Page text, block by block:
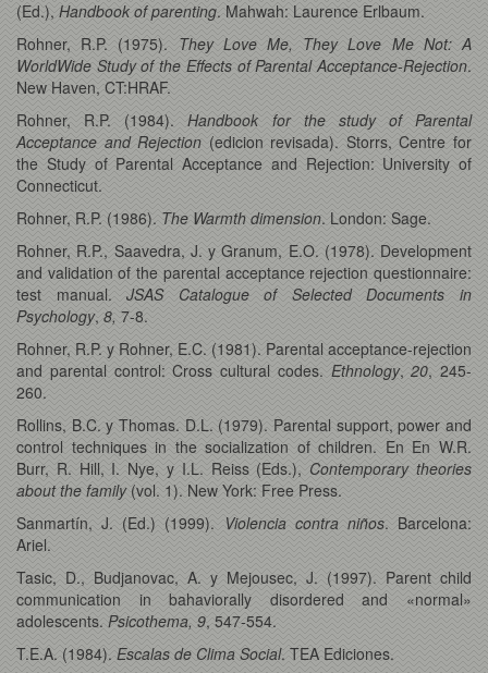
(Ed.), Handbook of parenting. Mahwah: Laurence Erlbaum.
Rohner, R.P. (1975). They Love Me, They Love Me Not: A
WorldWide Study of the Effects of Parental Acceptance-Rejection.
New Haven, CT:HRAF.
Rohner, R.P. (1984).Handbook for the study of Parental
Acceptance and Rejection (edicion revisada). Storrs, Centre for
the Study of Parental Acceptance and Rejection: University of
Connecticut.
Rohner, R.P. (1986). The Warmth dimension. London: Sage.
Rohner, R.P., Saavedra, J. y Granum, E.O. (1978). Development
and validation of the parental acceptance rejection questionnaire:
test manual.JSAS Catalogue of Selected Documents in
Psychology, 8, 7-8.
Rohner, R.P. y Rohner, E.C. (1981). Parental acceptance-rejection
and parental control: Cross cultural codes. Ethnology,20, 245-
260.
Rollins, B.C. y Thomas. D.L. (1979). Parental support, power and
control techniques in the socialization of children. En En W.R.
Burr, R. Hill, I. Nye, y I.L. Reiss (Eds.), Contemporary theories
about the family (vol. 1). New York: Free Press.
Sanmartín, J. (Ed.) (1999). Violencia contra niños. Barcelona:
Ariel.
Tasic, D., Budjanovac, A. y Mejousec, J. (1997). Parent child
communication in bahaviorally disordered and «normal»
adolescents. Psicothema, 9, 547-554.
T.E.A. (1984). Escalas de Clima Social. TEA Ediciones.